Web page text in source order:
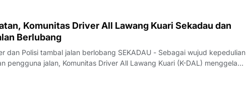
Komunitas Driver All Lawang Kuari Sekadau dan
Berlubang
dan Polisi tambal jalan berlobang SEKADAU - Sebagai wujud kepedulian
pengguna jalan, Komunitas Driver All Lawang Kuari (K-DAL) menggela…